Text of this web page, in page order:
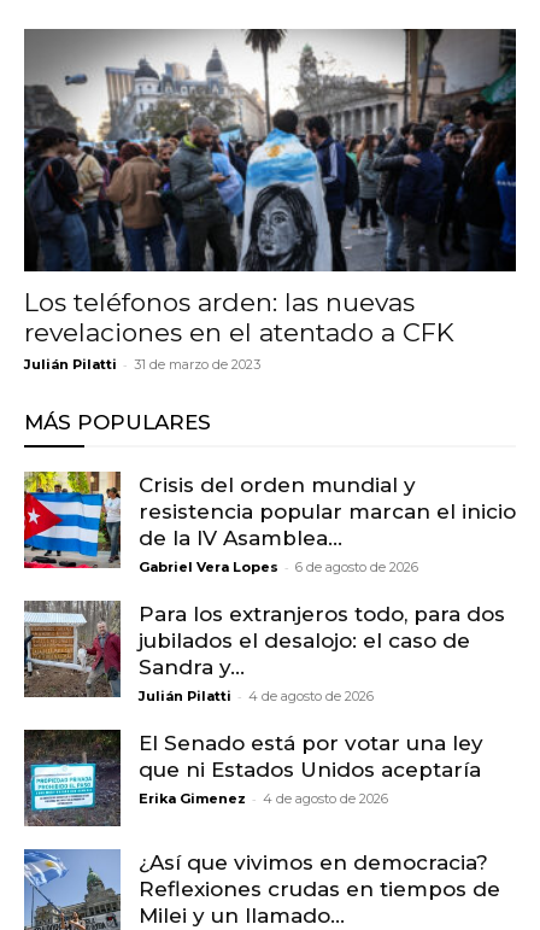
Los teléfonos arden: las nuevas
revelaciones en el atentado a CFK
Julián Pilatti - 31 de marzo de 2023
MÁS POPULARES
Crisis del orden mundial y
resistencia popular marcan el inicio
de la IV Asamblea...
Gabriel Vera Lopes - 6 de agosto de 2026
Para los extranjeros todo, para dos
jubilados el desalojo: el caso de
Sandra y...
Julián Pilatti - 4 de agosto de 2026
El Senado está por votar una ley
que ni Estados Unidos aceptaría
Erika Gimenez - 4 de agosto de 2026
¿Así que vivimos en democracia?
Reflexiones crudas en tiempos de
Milei y un llamado...